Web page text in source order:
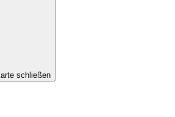
schließen